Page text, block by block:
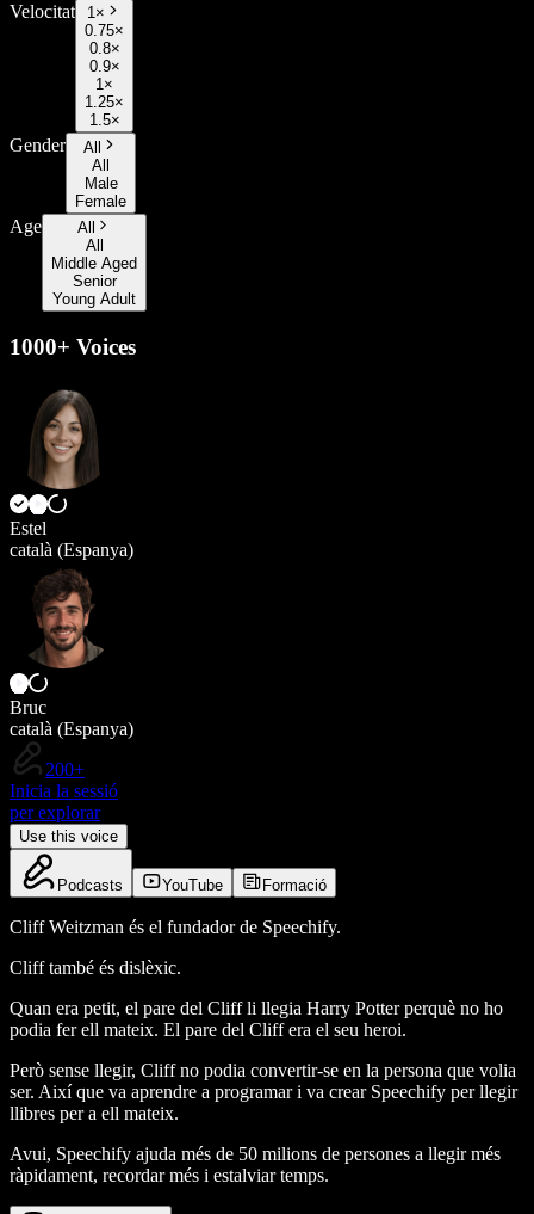
Velocitat 1×
0.75×
0.8×
0.9×
1×
1.25×
1.5×
Gender
All
All
Male
Female
Age
All
All
Middle Aged
Senior
Young Adult
1000+ Voices
Estel
català (Espanya)
Bruc
català (Espanya)
200+
Inicia la sessió
per explorar
Use this voice
Podcasts YouTube Formació
Cliff Weitzman és el fundador de Speechify.
Cliff també és dislèxic.
Quan era petit, el pare del Cliff li llegia Harry Potter perquè no ho
podia fer ell mateix. El pare del Cliff era el seu heroi.
Però sense llegir, Cliff no podia convertir-se en la persona que volia
ser. Així que va aprendre a programar i va crear Speechify per llegir
llibres per a ell mateix.
Avui, Speechify ajuda més de 50 milions de persones a llegir més
ràpidament, recordar més i estalviar temps.